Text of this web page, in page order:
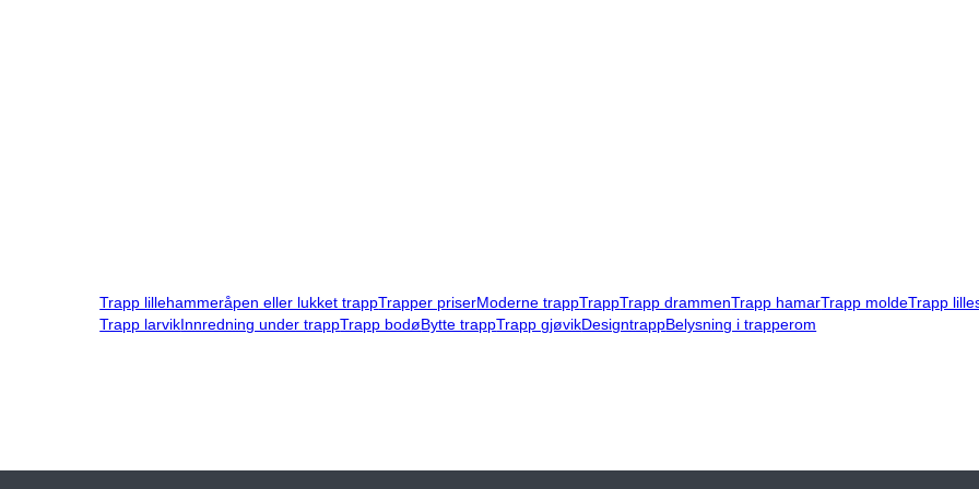
Trapp lillehammeråpen eller lukket trappTrapper priserModerne trappTrappTrapp drammenTrapp hamarTrapp moldeTrapp
Trapp larvikInnredning under trappTrapp bodøBytte trappTrapp gjøvikDesigntrappBelysning i trapperom